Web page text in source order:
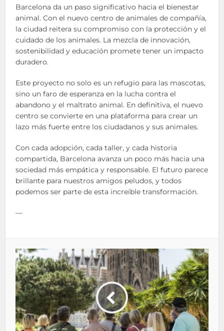
Barcelona da un paso significativo hacia el bienestar
animal. Con el nuevo centro de animales de compañía,
la ciudad reitera su compromiso con la protección y el
cuidado de los animales. La mezcla de innovación,
sostenibilidad y educación promete tener un impacto
duradero.
Este proyecto no solo es un refugio para las mascotas,
sino un faro de esperanza en la lucha contra el
abandono y el maltrato animal. En definitiva, el nuevo
centro se convierte en una plataforma para crear un
lazo más fuerte entre los ciudadanos y sus animales.
Con cada adopción, cada taller, y cada historia
compartida, Barcelona avanza un poco más hacia una
sociedad más empática y responsable. El futuro parece
brillante para nuestros amigos peludos, y todos
podemos ser parte de esta increíble transformación.
—